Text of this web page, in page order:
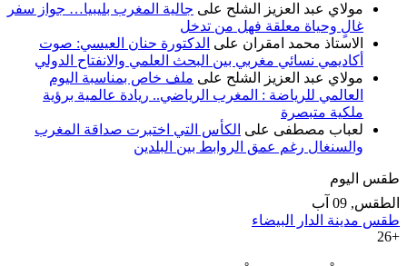
مولاي عبد العزيز الشلح على جالية المغرب بليبيا… جواز سفر
غالٍ وحياة معلقة فهل من تدخل
الاستاذ محمد امقران على الدكتورة حنان العيسي: صوت
أكاديمي نسائي مغربي بين البحث العلمي والانفتاح الدولي
مولاي عبد العزيز الشلح على ملف خاص بمناسبة اليوم
العالمي للرياضة : المغرب الرياضي.. ريادة عالمية برؤية
ملكية متبصرة
لعباب مصطفى على الكأس التي اختبرت صداقة المغرب
والسنغال رغم عمق الروابط بين البلدين
طقس اليوم
الطقس, 09 آب
طقس مدينة الدار البيضاء
+
26